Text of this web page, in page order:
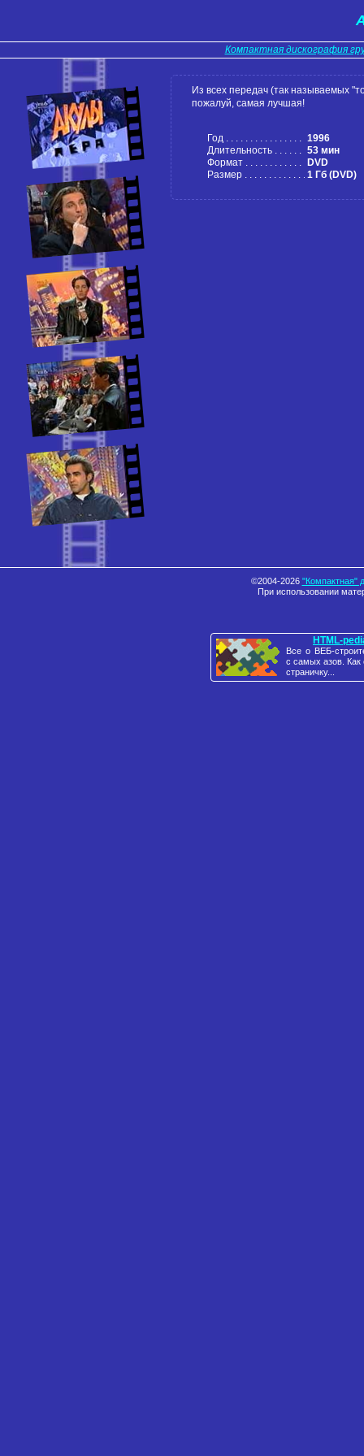
Компактная дискография
Из всех передач (так называемых
пожалуй, самая лучшая!
Год
1996
Длительность
53 мин
Формат
DVD
Размер
1 Гб (DVD)
©2004-2026 "Компактная"
При использовании
HTML-
Все о ВЕБ-
с самых азов. Как
страничку...